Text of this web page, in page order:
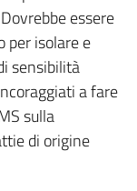
essere
per isolare e
sensibilità
a fare
sulla
di origine